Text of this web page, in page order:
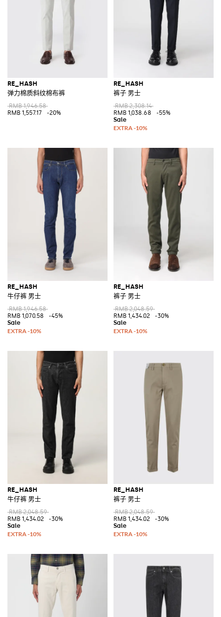
RE_HASH
弹力棉质斜纹棉布裤
RMB 1,946.58
RMB 1,557.17
-20%
RE_HASH
裤子 男士
RMB 2,308.14
RMB 1,038.68
-55%
RE_HASH
牛仔裤 男士
RMB 1,946.58
RMB 1,070.58
-45%
RE_HASH
裤子 男士
RMB 2,048.59
RMB 1,434.02
-30%
RE_HASH
牛仔裤 男士
RMB 2,048.59
RMB 1,434.02
-30%
RE_HASH
裤子 男士
RMB 2,048.59
RMB 1,434.02
-30%